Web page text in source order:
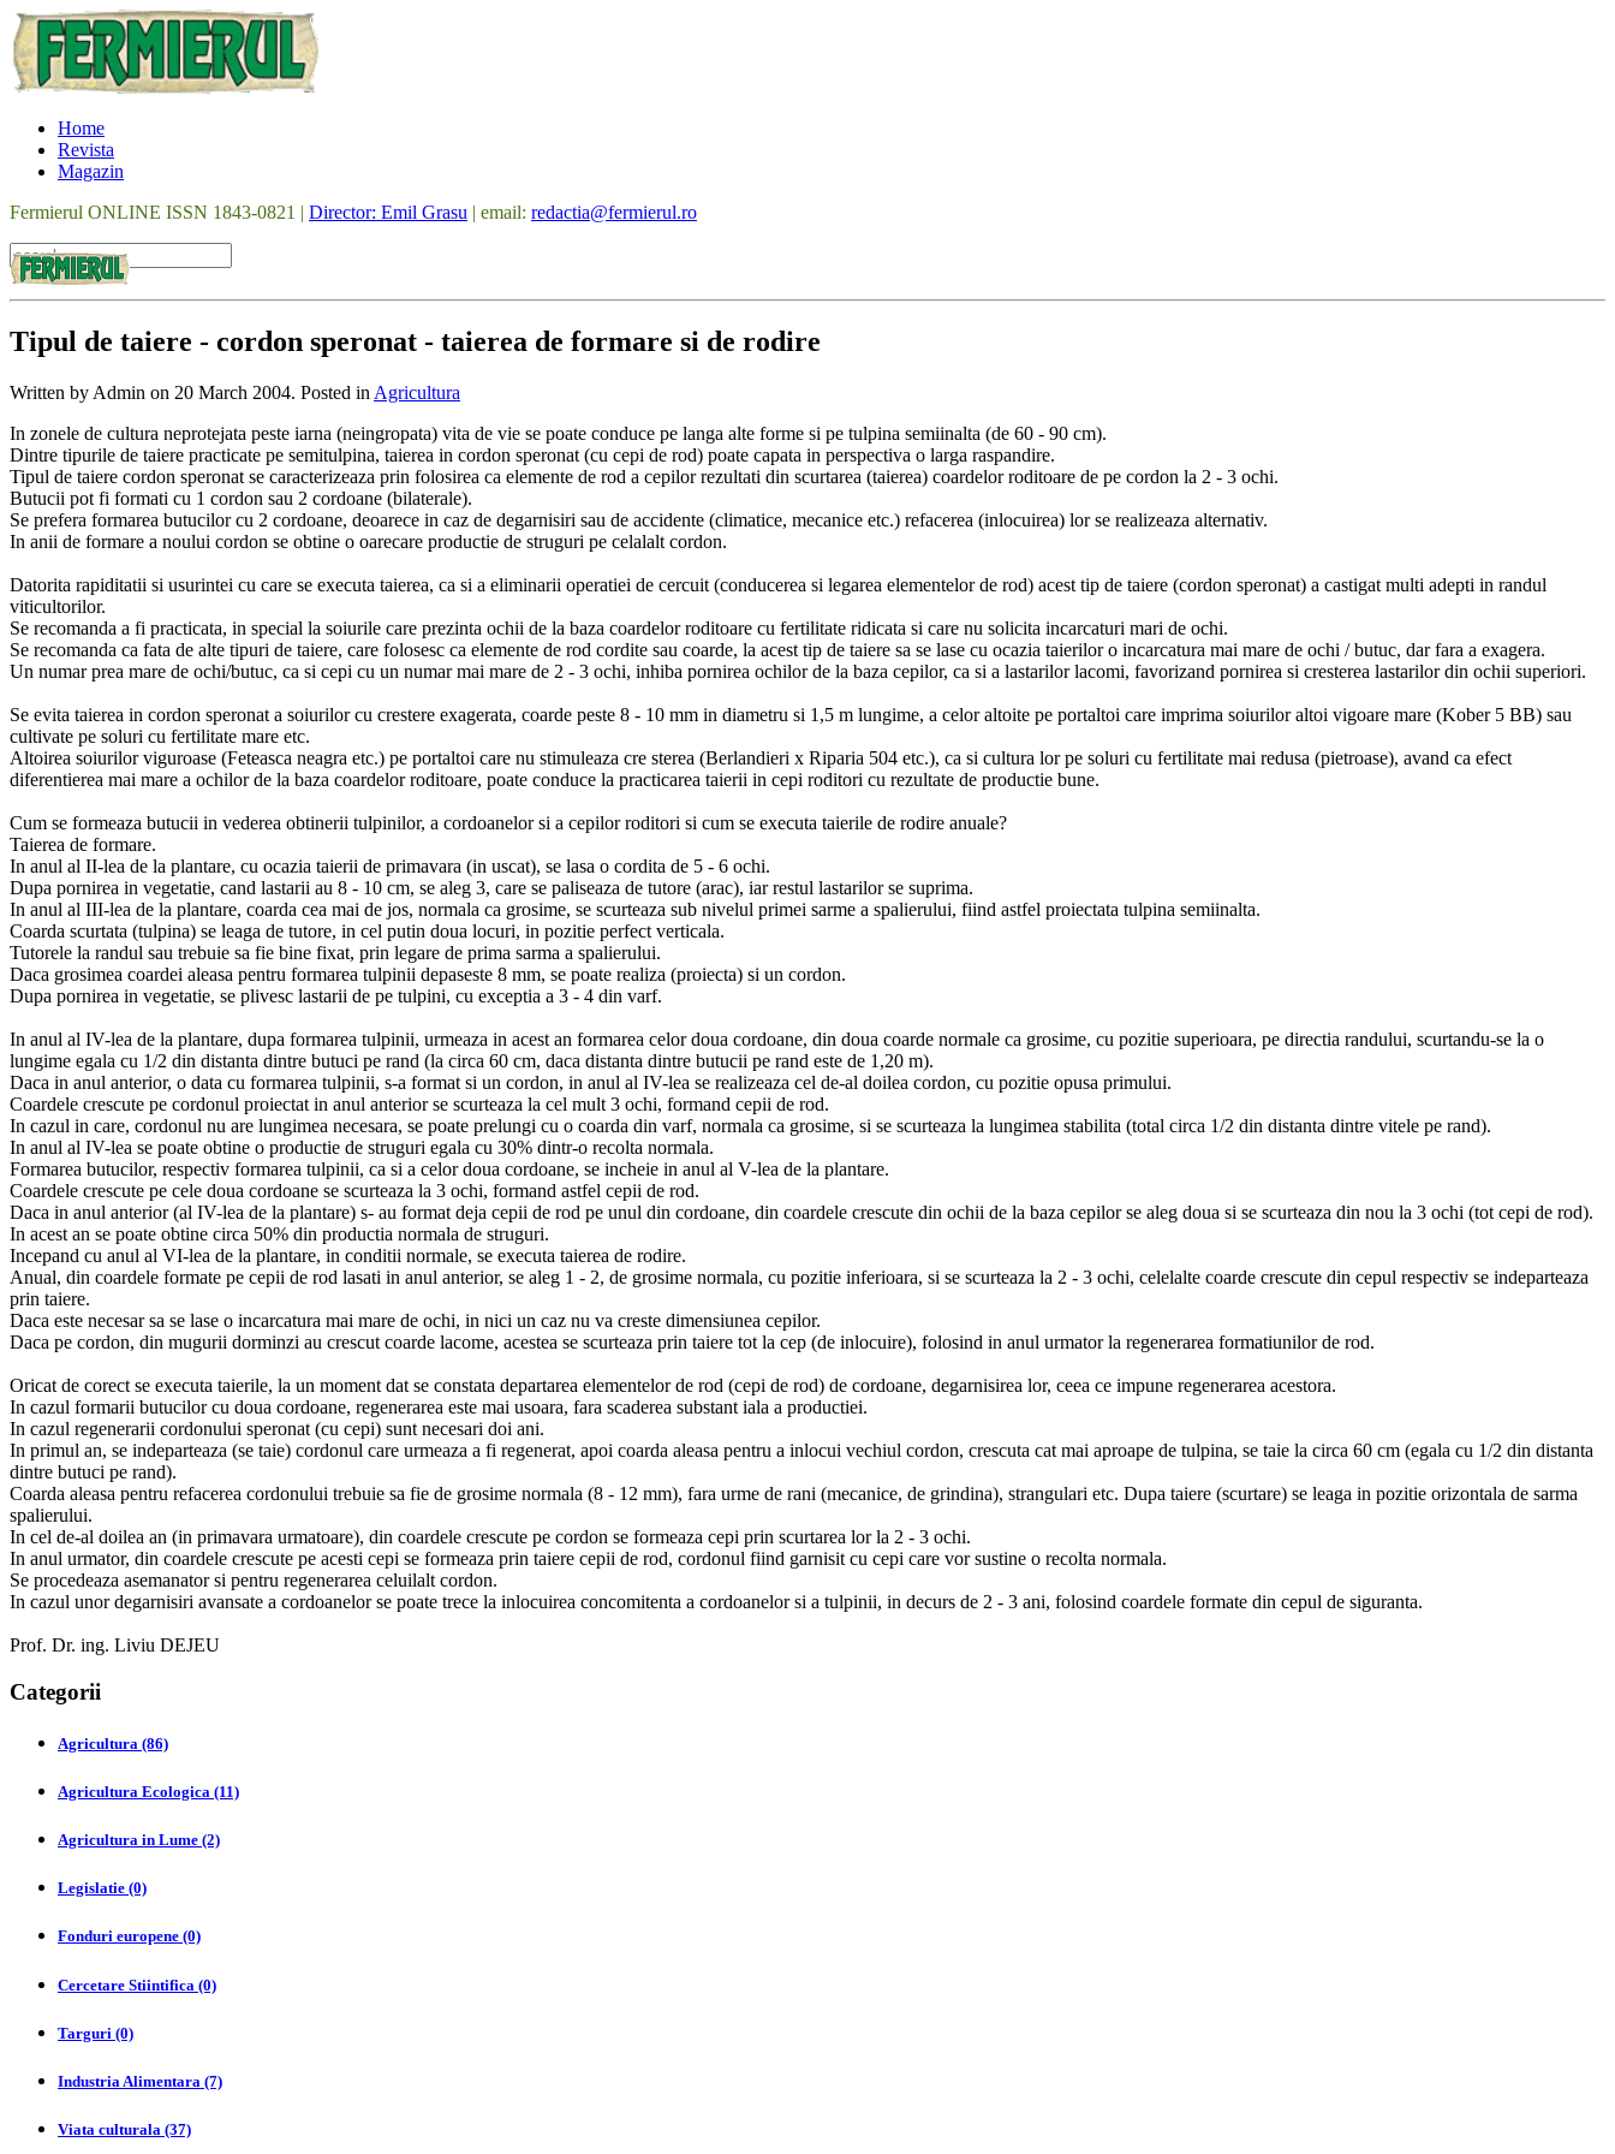
Home
Revista
Magazin
Fermierul ONLINE ISSN 1843-0821 | Director: Emil Grasu | email: redactia@fermierul.ro
Tipul de taiere - cordon speronat - taierea de formare si de rodire
Written by Admin on 20 March 2004. Posted in Agricultura
In zonele de cultura neprotejata peste iarna (neingropata) vita de vie se poate conduce pe langa alte forme si pe tulpina semiinalta (de 60 - 90 cm).
Dintre tipurile de taiere practicate pe semitulpina, taierea in cordon speronat (cu cepi de rod) poate capata in perspectiva o larga raspandire.
Tipul de taiere cordon speronat se caracterizeaza prin folosirea ca elemente de rod a cepilor rezultati din scurtarea (taierea) coardelor roditoare de pe cordon la 2 - 3 ochi.
Butucii pot fi formati cu 1 cordon sau 2 cordoane (bilaterale).
Se prefera formarea butucilor cu 2 cordoane, deoarece in caz de degarnisiri sau de accidente (climatice, mecanice etc.) refacerea (inlocuirea) lor se realizeaza alternativ.
In anii de formare a noului cordon se obtine o oarecare productie de struguri pe celalalt cordon.
Datorita rapiditatii si usurintei cu care se executa taierea, ca si a eliminarii operatiei de cercuit (conducerea si legarea elementelor de rod) acest tip de taiere (cordon speronat) a castigat multi adepti in randul
viticultorilor.
Se recomanda a fi practicata, in special la soiurile care prezinta ochii de la baza coardelor roditoare cu fertilitate ridicata si care nu solicita incarcaturi mari de ochi.
Se recomanda ca fata de alte tipuri de taiere, care folosesc ca elemente de rod cordite sau coarde, la acest tip de taiere sa se lase cu ocazia taierilor o incarcatura mai mare de ochi / butuc, dar fara a exagera.
Un numar prea mare de ochi/butuc, ca si cepi cu un numar mai mare de 2 - 3 ochi, inhiba pornirea ochilor de la baza cepilor, ca si a lastarilor lacomi, favorizand pornirea si cresterea lastarilor din ochii superiori.
Se evita taierea in cordon speronat a soiurilor cu crestere exagerata, coarde peste 8 - 10 mm in diametru si 1,5 m lungime, a celor altoite pe portaltoi care imprima soiurilor altoi vigoare mare (Kober 5 BB) sau
cultivate pe soluri cu fertilitate mare etc.
Altoirea soiurilor viguroase (Feteasca neagra etc.) pe portaltoi care nu stimuleaza cre sterea (Berlandieri x Riparia 504 etc.), ca si cultura lor pe soluri cu fertilitate mai redusa (pietroase), avand ca efect
diferentierea mai mare a ochilor de la baza coardelor roditoare, poate conduce la practicarea taierii in cepi roditori cu rezultate de productie bune.
Cum se formeaza butucii in vederea obtinerii tulpinilor, a cordoanelor si a cepilor roditori si cum se executa taierile de rodire anuale?
Taierea de formare.
In anul al II-lea de la plantare, cu ocazia taierii de primavara (in uscat), se lasa o cordita de 5 - 6 ochi.
Dupa pornirea in vegetatie, cand lastarii au 8 - 10 cm, se aleg 3, care se paliseaza de tutore (arac), iar restul lastarilor se suprima.
In anul al III-lea de la plantare, coarda cea mai de jos, normala ca grosime, se scurteaza sub nivelul primei sarme a spalierului, fiind astfel proiectata tulpina semiinalta.
Coarda scurtata (tulpina) se leaga de tutore, in cel putin doua locuri, in pozitie perfect verticala.
Tutorele la randul sau trebuie sa fie bine fixat, prin legare de prima sarma a spalierului.
Daca grosimea coardei aleasa pentru formarea tulpinii depaseste 8 mm, se poate realiza (proiecta) si un cordon.
Dupa pornirea in vegetatie, se plivesc lastarii de pe tulpini, cu exceptia a 3 - 4 din varf.
In anul al IV-lea de la plantare, dupa formarea tulpinii, urmeaza in acest an formarea celor doua cordoane, din doua coarde normale ca grosime, cu pozitie superioara, pe directia randului, scurtandu-se la o
lungime egala cu 1/2 din distanta dintre butuci pe rand (la circa 60 cm, daca distanta dintre butucii pe rand este de 1,20 m).
Daca in anul anterior, o data cu formarea tulpinii, s-a format si un cordon, in anul al IV-lea se realizeaza cel de-al doilea cordon, cu pozitie opusa primului.
Coardele crescute pe cordonul proiectat in anul anterior se scurteaza la cel mult 3 ochi, formand cepii de rod.
In cazul in care, cordonul nu are lungimea necesara, se poate prelungi cu o coarda din varf, normala ca grosime, si se scurteaza la lungimea stabilita (total circa 1/2 din distanta dintre vitele pe rand).
In anul al IV-lea se poate obtine o productie de struguri egala cu 30% dintr-o recolta normala.
Formarea butucilor, respectiv formarea tulpinii, ca si a celor doua cordoane, se incheie in anul al V-lea de la plantare.
Coardele crescute pe cele doua cordoane se scurteaza la 3 ochi, formand astfel cepii de rod.
Daca in anul anterior (al IV-lea de la plantare) s- au format deja cepii de rod pe unul din cordoane, din coardele crescute din ochii de la baza cepilor se aleg doua si se scurteaza din nou la 3 ochi (tot cepi de rod).
In acest an se poate obtine circa 50% din productia normala de struguri.
Incepand cu anul al VI-lea de la plantare, in conditii normale, se executa taierea de rodire.
Anual, din coardele formate pe cepii de rod lasati in anul anterior, se aleg 1 - 2, de grosime normala, cu pozitie inferioara, si se scurteaza la 2 - 3 ochi, celelalte coarde crescute din cepul respectiv se indeparteaza
prin taiere.
Daca este necesar sa se lase o incarcatura mai mare de ochi, in nici un caz nu va creste dimensiunea cepilor.
Daca pe cordon, din mugurii dorminzi au crescut coarde lacome, acestea se scurteaza prin taiere tot la cep (de inlocuire), folosind in anul urmator la regenerarea formatiunilor de rod.
Oricat de corect se executa taierile, la un moment dat se constata departarea elementelor de rod (cepi de rod) de cordoane, degarnisirea lor, ceea ce impune regenerarea acestora.
In cazul formarii butucilor cu doua cordoane, regenerarea este mai usoara, fara scaderea substant iala a productiei.
In cazul regenerarii cordonului speronat (cu cepi) sunt necesari doi ani.
In primul an, se indeparteaza (se taie) cordonul care urmeaza a fi regenerat, apoi coarda aleasa pentru a inlocui vechiul cordon, crescuta cat mai aproape de tulpina, se taie la circa 60 cm (egala cu 1/2 din distanta
dintre butuci pe rand).
Coarda aleasa pentru refacerea cordonului trebuie sa fie de grosime normala (8 - 12 mm), fara urme de rani (mecanice, de grindina), strangulari etc. Dupa taiere (scurtare) se leaga in pozitie orizontala de sarma
spalierului.
In cel de-al doilea an (in primavara urmatoare), din coardele crescute pe cordon se formeaza cepi prin scurtarea lor la 2 - 3 ochi.
In anul urmator, din coardele crescute pe acesti cepi se formeaza prin taiere cepii de rod, cordonul fiind garnisit cu cepi care vor sustine o recolta normala.
Se procedeaza asemanator si pentru regenerarea celuilalt cordon.
In cazul unor degarnisiri avansate a cordoanelor se poate trece la inlocuirea concomitenta a cordoanelor si a tulpinii, in decurs de 2 - 3 ani, folosind coardele formate din cepul de siguranta.
Prof. Dr. ing. Liviu DEJEU
Categorii
Agricultura (86)
Agricultura Ecologica (11)
Agricultura in Lume (2)
Legislatie (0)
Fonduri europene (0)
Cercetare Stiintifica (0)
Targuri (0)
Industria Alimentara (7)
Viata culturala (37)